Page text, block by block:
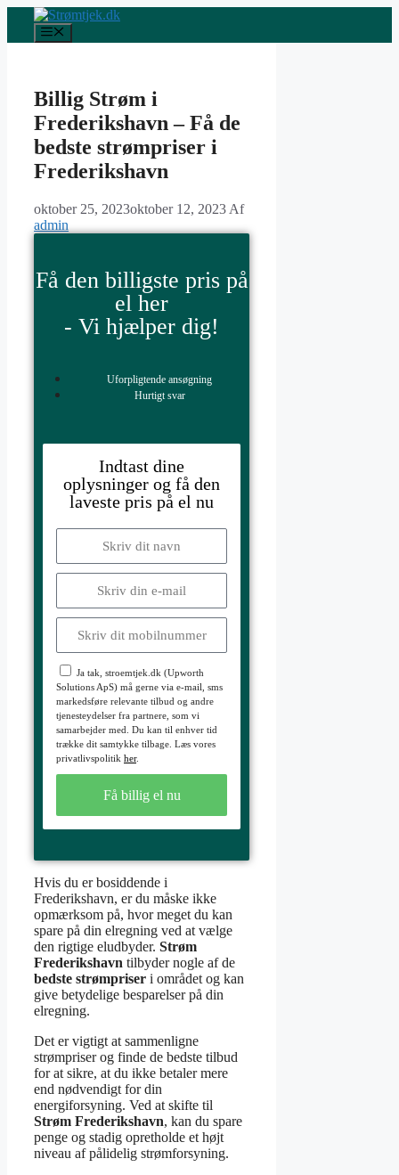
Billig Strøm i
Frederikshavn – Få de
bedste strømpriser i
Frederikshavn
oktober 25, 2023oktober 12, 2023 Af
admin
Få den billigste pris på
el her
- Vi hjælper dig!
Uforpligtende ansøgning
Hurtigt svar
Indtast dine
oplysninger og få den
laveste pris på el nu
Ja tak, stroemtjek.dk (Upworth
Solutions ApS) må gerne via e-mail, sms
markedsføre relevante tilbud og andre
tjenesteydelser fra partnere, som vi
samarbejder med. Du kan til enhver tid
trække dit samtykke tilbage. Læs vores
privatlivspolitik her.
Få billig el nu
Hvis du er bosiddende i
Frederikshavn, er du måske ikke
opmærksom på, hvor meget du kan
spare på din elregning ved at vælge
den rigtige eludbyder. Strøm
Frederikshavn tilbyder nogle af de
bedste strømpriser i området og kan
give betydelige besparelser på din
elregning.
Det er vigtigt at sammenligne
strømpriser og finde de bedste tilbud
for at sikre, at du ikke betaler mere
end nødvendigt for din
energiforsyning. Ved at skifte til
Strøm Frederikshavn, kan du spare
penge og stadig opretholde et højt
niveau af pålidelig strømforsyning.